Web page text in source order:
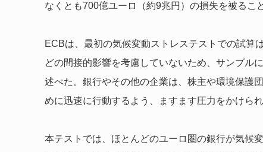
なくとも700億ユーロ（約9兆円）の損失を被るこ
ECBは、最初の気候変動ストレステストでの試算
どの間接的影響を考慮していないため、サンプル
述べた。銀行やその他の企業は、株主や環境保護
めに迅速に行動するよう、ますます圧力をかけられ
本テストでは、ほとんどのユーロ圏の銀行が気候